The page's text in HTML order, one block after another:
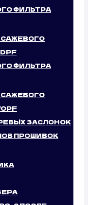
ФИЛЬТРА
ФИЛЬТРА
ЗАСЛОНОК
ПРОШИВОК
заслонок
(294